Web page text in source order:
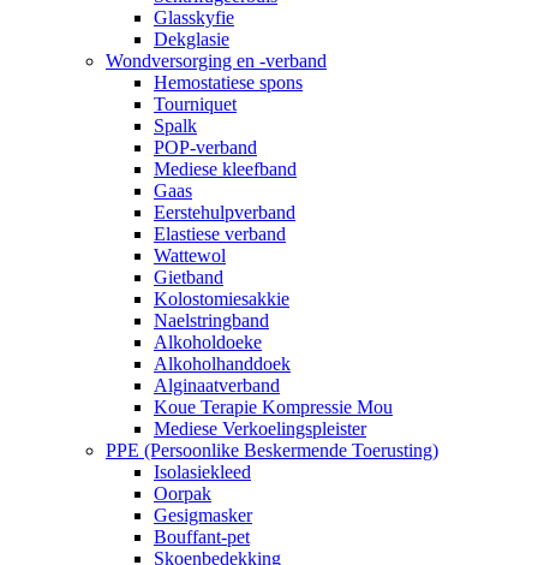
Glasskyfie
Dekglasie
Wondversorging en -verband
Hemostatiese spons
Tourniquet
Spalk
POP-verband
Mediese kleefband
Gaas
Eerstehulpverband
Elastiese verband
Wattewol
Gietband
Kolostomiesakkie
Naelstringband
Alkoholdoeke
Alkoholhanddoek
Alginaatverband
Koue Terapie Kompressie Mou
Mediese Verkoelingspleister
PPE (Persoonlike Beskermende Toerusting)
Isolasiekleed
Oorpak
Gesigmasker
Bouffant-pet
Skoenbedekking